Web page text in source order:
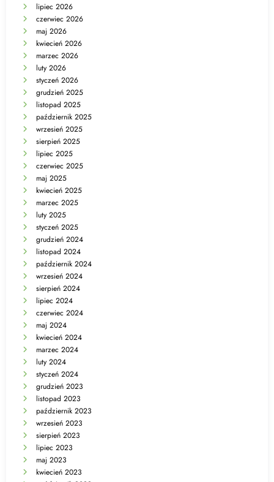
lipiec 2026
czerwiec 2026
maj 2026
kwiecień 2026
marzec 2026
luty 2026
styczeń 2026
grudzień 2025
listopad 2025
październik 2025
wrzesień 2025
sierpień 2025
lipiec 2025
czerwiec 2025
maj 2025
kwiecień 2025
marzec 2025
luty 2025
styczeń 2025
grudzień 2024
listopad 2024
październik 2024
wrzesień 2024
sierpień 2024
lipiec 2024
czerwiec 2024
maj 2024
kwiecień 2024
marzec 2024
luty 2024
styczeń 2024
grudzień 2023
listopad 2023
październik 2023
wrzesień 2023
sierpień 2023
lipiec 2023
maj 2023
kwiecień 2023